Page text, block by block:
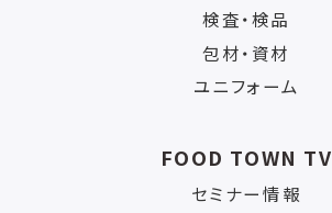
検査・検品
包材・資材
ユニフォーム
FOOD TOWN TV
セミナー情報